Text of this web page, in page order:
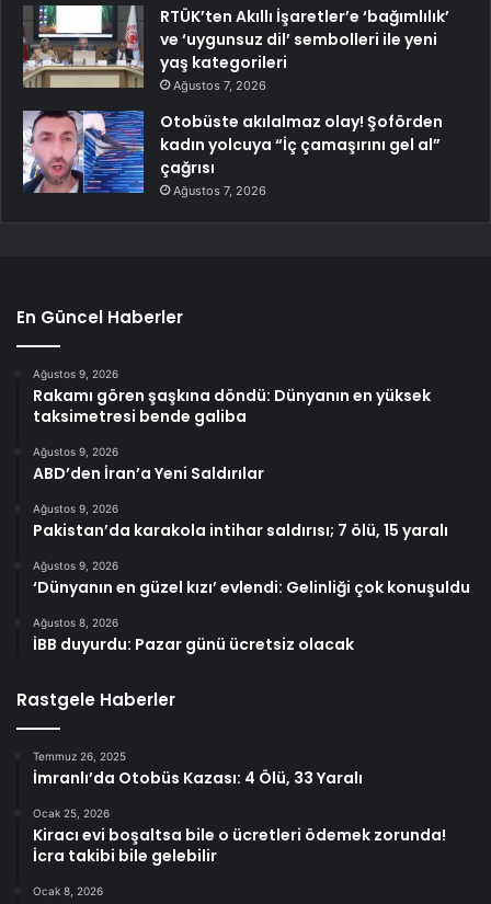
RTÜK’ten Akıllı İşaretler’e ‘bağımlılık’
ve ‘uygunsuz dil’ sembolleri ile yeni
yaş kategorileri
Ağustos 7, 2026
Otobüste akılalmaz olay! Şoförden
kadın yolcuya “İç çamaşırını gel al”
çağrısı
Ağustos 7, 2026
En Güncel Haberler
Ağustos 9, 2026
Rakamı gören şaşkına döndü: Dünyanın en yüksek
taksimetresi bende galiba
Ağustos 9, 2026
ABD’den İran’a Yeni Saldırılar
Ağustos 9, 2026
Pakistan’da karakola intihar saldırısı; 7 ölü, 15 yaralı
Ağustos 9, 2026
‘Dünyanın en güzel kızı’ evlendi: Gelinliği çok konuşuldu
Ağustos 8, 2026
İBB duyurdu: Pazar günü ücretsiz olacak
Rastgele Haberler
Temmuz 26, 2025
İmranlı’da Otobüs Kazası: 4 Ölü, 33 Yaralı
Ocak 25, 2026
Kiracı evi boşaltsa bile o ücretleri ödemek zorunda!
İcra takibi bile gelebilir
Ocak 8, 2026